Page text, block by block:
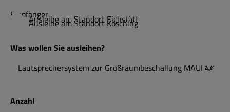
EmpfängerAusleihe am Standort Eichstätt
Ausleihe am Standort Kösching
Was wollen Sie ausleihen?
Anzahl